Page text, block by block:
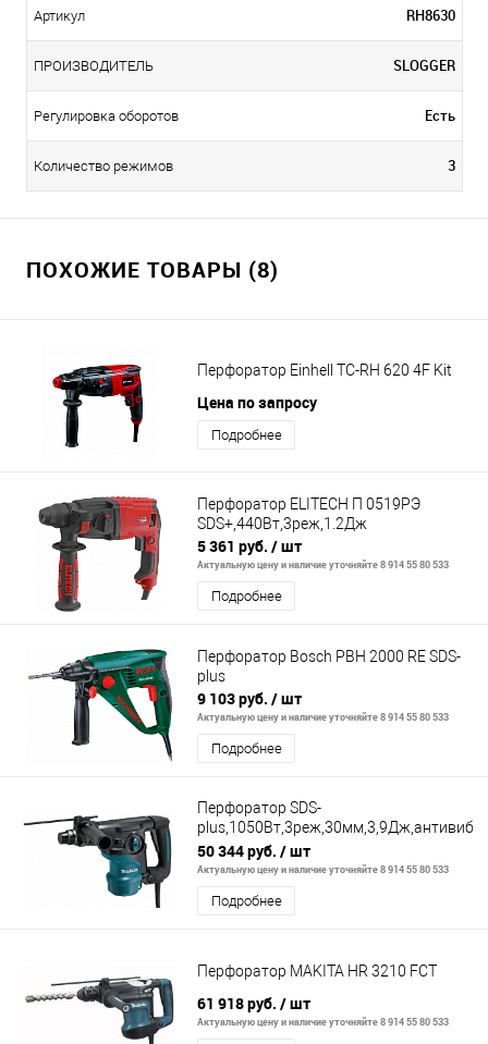
Артикул RH8630
ПРОИЗВОДИТЕЛЬ SLOGGER
Регулировка оборотов Есть
Количество режимов 3
ПОХОЖИЕ ТОВАРЫ (8)
Перфоратор Einhell TC-RH 620 4F Kit
Цена по запросу
Подробнее
Перфоратор ELITECH П 0519РЭ
SDS+,440Вт,3реж,1.2Дж
5 361 руб. / шт
Актуальную цену и наличие уточняйте 8 914 55 80 533
Подробнее
Перфоратор Bosch PBH 2000 RE SDS-
plus
9 103 руб. / шт
Актуальную цену и наличие уточняйте 8 914 55 80 533
Подробнее
Перфоратор SDS-
обор,Makpac <HR3001CJ>
50 344 руб. / шт
Актуальную цену и наличие уточняйте 8 914 55 80 533
Подробнее
Перфоратор MAKITA HR 3210 FСT
61 918 руб. / шт
Актуальную цену и наличие уточняйте 8 914 55 80 533